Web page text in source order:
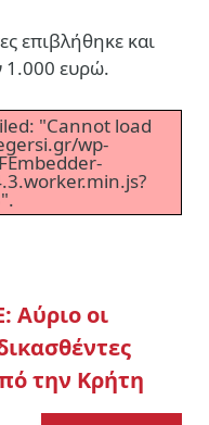
επιβλήθηκε και
1.000 ευρώ.
"Cannot load
wp-
Αύριο οι
την Κρήτη